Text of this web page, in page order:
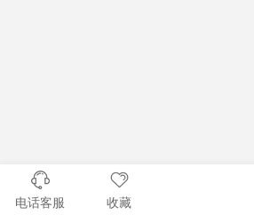
电话客服 收藏